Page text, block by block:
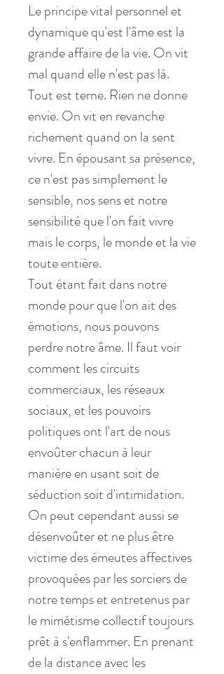
Le principe vital personnel et
dynamique qu'est l'âme est la
grande affaire de la vie. On vit
mal quand elle n'est pas là.
Tout est terne. Rien ne donne
envie. On vit en revanche
richement quand on la sent
vivre. En épousant sa présence,
ce n'est pas simplement le
sensible, nos sens et notre
sensibilité que l'on fait vivre
mais le corps, le monde et la vie
toute entière.
Tout étant fait dans notre
monde pour que l'on ait des
émotions, nous pouvons
perdre notre âme. Il faut voir
comment les circuits
commerciaux, les réseaux
sociaux, et les pouvoirs
politiques ont l'art de nous
envoûter chacun à leur
manière en usant soit de
séduction soit d'intimidation.
On peut cependant aussi se
désenvoûter et ne plus être
victime des émeutes affectives
provoquées par les sorciers de
notre temps et entretenus par
le mimétisme collectif toujours
prêt à s'enflammer. En prenant
de la distance avec les